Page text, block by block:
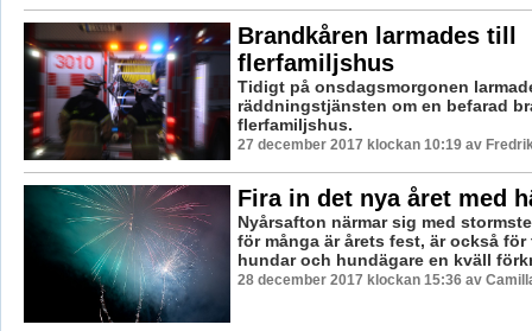
Brandkåren larmades till
flerfamiljshus
Tidigt på onsdagsmorgonen
räddningstjänsten om en befarad
flerfamiljshus.
27 december 2017 klockan 10:19 av
Fira in det nya året med
Nyårsafton närmar sig med
för många är årets fest, är också
hundar och hundägare en kväll
28 december 2017 klockan 15:36 av